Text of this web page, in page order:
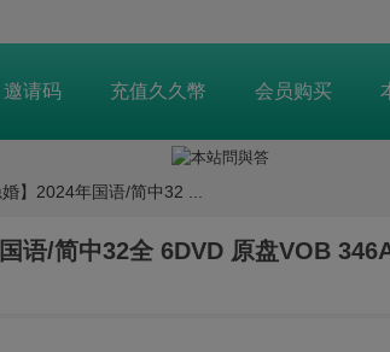
邀请码 充值久久幣 会员购买
】2024年国语/简中32 ...
语/简中32全 6DVD 原盘VOB